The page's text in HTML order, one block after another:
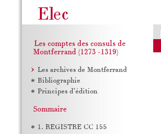
Les comptes des consuls de
Montferrand (1273–1319)
Les archives de Montferrand
Bibliographie
Principes d’édition
Sommaire
1. REGISTRE CC 155